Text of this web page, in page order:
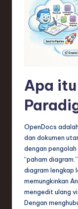
Apa
OpenDocs
dan dokumen
dengan
“paham
diagram lengkap
memungkinkan
mengedit ulang
Dengan